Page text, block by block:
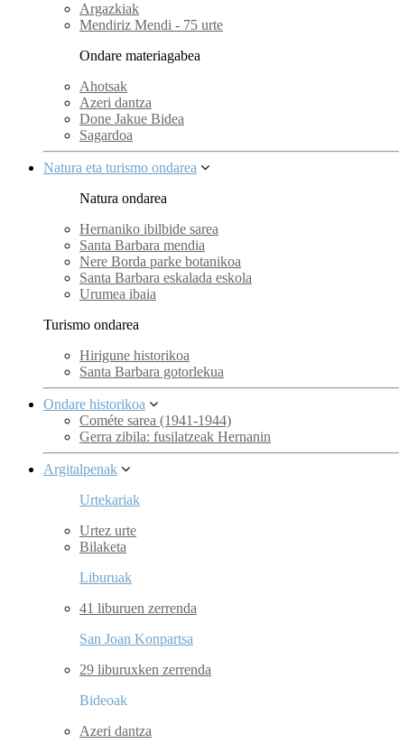
Argazkiak
Mendiriz Mendi - 75 urte
Ondare materiagabea
Ahotsak
Azeri dantza
Done Jakue Bidea
Sagardoa
Natura eta turismo ondarea
Natura ondarea
Hernaniko ibilbide sarea
Santa Barbara mendia
Nere Borda parke botanikoa
Santa Barbara eskalada eskola
Urumea ibaia
Turismo ondarea
Hirigune historikoa
Santa Barbara gotorlekua
Ondare historikoa
Cométe sarea (1941-1944)
Gerra zibila: fusilatzeak Hernanin
Argitalpenak
Urtekariak
Urtez urte
Bilaketa
Liburuak
41 liburuen zerrenda
San Joan Konpartsa
29 liburuxken zerrenda
Bideoak
Azeri dantza